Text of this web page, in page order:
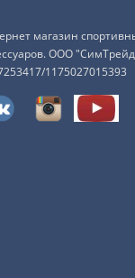
магазин
ООО
1175027015393